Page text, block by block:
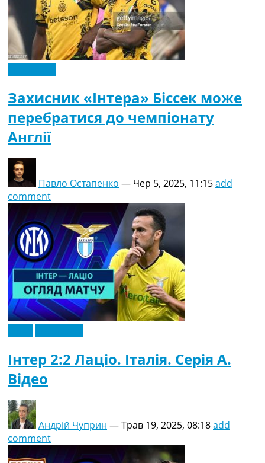
Захисник «Інтера» Біссек може
перебратися до чемпіонату
Англії
Павло Остапенко — Чер 5, 2025, 11:15add
comment
Інтер 2:2 Лаціо. Італія. Серія A.
Відео
Андрій Чуприн —Трав 19, 2025, 08:18add
comment